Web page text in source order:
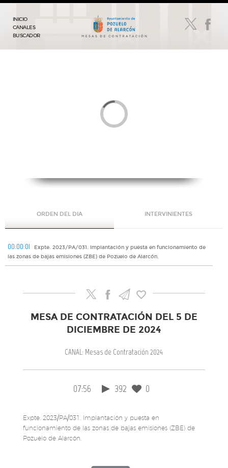
INICIO
CANALES
BUSCADOR
ORDEN DEL DIA INTERVINIENTES
00:00:01
Expte. 2023/PA/031. Implantación y puesta en funcionamiento de
las zonas de bajas emisiones (ZBE) de Pozuelo de Alarcón.
MESA DE CONTRATACIÓN DEL 5 DE
DICIEMBRE DE 2024
CANAL: Mesas de Contratación 2024
07:56 392 0
Expte. 2023/PA/031. Implantación y puesta en
funcionamiento de las zonas de bajas emisiones (ZBE) de
Pozuelo de Alarcón.